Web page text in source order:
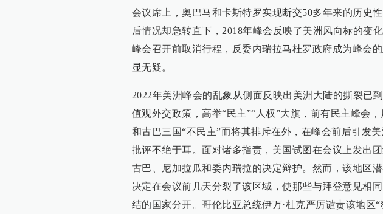
会议席上，奥巴马和卡斯特罗实现断交50多年来的历史
后情况却急转直下，2018年峰会反映了美洲风向标的变
峰会召开前取消行程，反委内瑞拉马杜罗政府成为峰会
显无疑。
2022年美洲峰会的乱象从侧面反映出美洲大陆的撕裂已
值观外交政策，高举“民主”“人权”大旗，前有民主峰会
和古巴三国“不民主”而将其排斥在外，在峰会前后引发
批评不绝于耳。面对诸多指责，美国试图在会议上发出
古巴、尼加拉瓜和委内瑞拉的决定辩护。然而，该地区
决定在会议前几天分裂了该区域，使那些与拜登意见相
结的国家分开。哥伦比亚总统伊万·杜克严厉谴责该地区